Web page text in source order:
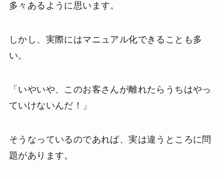
多々あるように思います。
しかし、実際にはマニュアル化できることも多
い。
「いやいや、このお客さんが離れたらうちはやっ
ていけないんだ！」
そうなっているのであれば、実は違うところに問
題があります。